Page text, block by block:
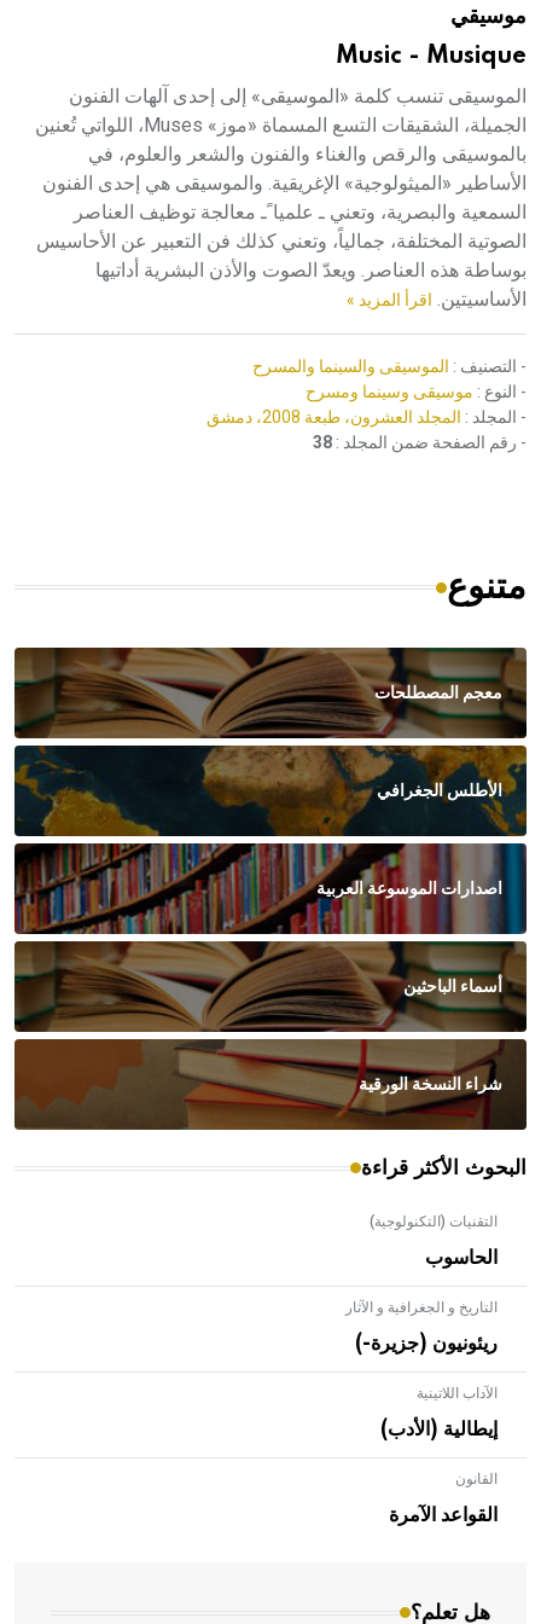
موسيقي
Music - Musique
الموسيقى تنسب كلمة «الموسيقى» إلى إحدى آلهات الفنون
الجميلة، الشقيقات التسع المسماة «موز» Muses، اللواتي تُعنين
بالموسيقى والرقص والغناء والفنون والشعر والعلوم، في
الأساطير «الميثولوجية» الإغريقية. والموسيقى هي إحدى الفنون
السمعية والبصرية، وتعني ـ علميا ًـ معالجة توظيف العناصر
الصوتية المختلفة، جمالياً، وتعني كذلك فن التعبير عن الأحاسيس
بوساطة هذه العناصر. ويعدّ الصوت والأذن البشرية أداتيها
الأساسيتين. اقرأ المزيد »
- التصنيف : الموسيقى والسينما والمسرح
- النوع : موسيقى وسينما ومسرح
- المجلد : المجلد العشرون، طبعة 2008، دمشق
- رقم الصفحة ضمن المجلد : 38
متنوع
معجم المصطلحات
الأطلس الجغرافي
اصدارات الموسوعة العربية
أسماء الباحثين
شراء النسخة الورقية
البحوث الأكثر قراءة
التقنيات (التكنولوجية)
الحاسوب
التاريخ و الجغرافية و الآثار
ريئونيون (جزيرة-)
الآداب اللاتينية
إيطالية (الأدب)
القانون
القواعد الآمرة
هل تعلم؟
- هل تعلم أن الأبلق نوع من الفنون الهندسية التي ارتبطت
بالعمارة الإسلامية في بلاد الشام ومصر خاصة، حيث يحرص
المعمار على بناء مداميكه وخاصة في الواجهات